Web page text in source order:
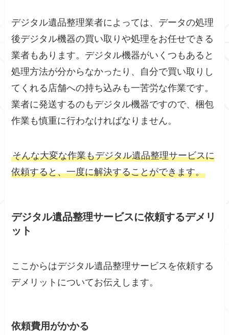
デジタル遺品整理業者によっては、データの処理
後デジタル機器の買い取りや処理をお任せできる
業者もあります。デジタル機器がいくつもあると
処理方法が分からなかったり、自分で買い取りし
てくれる店舗への持ち込みも一苦労な作業です。
業者に発送するのもデジタル機器ですので、梱包
作業も慎重に行わなければなりません。
そんな大変な作業もデジタル遺品整理サービスに
依頼すると、一度に解決することができます。
デジタル遺品整理サービスに依頼するデメリ
ット
ここからはデジタル遺品整理サービスを依頼する
デメリットについてお伝えします。
依頼費用がかかる